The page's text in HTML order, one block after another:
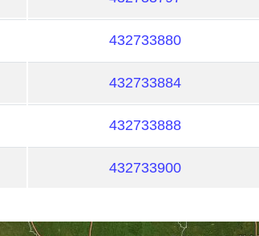
432733880
432733884
432733888
432733900